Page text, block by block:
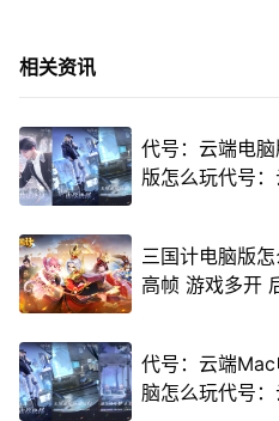
相关资讯
代号：云端电
版怎么玩代号
三国计电脑版
高帧 游戏多开
代号：云端
脑怎么玩代号